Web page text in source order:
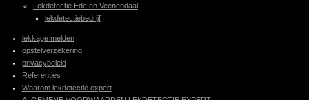
Lekdetectie Ede en Veenendaal
lekdetectiebedrijf
lekkage melden
opstelverzekering
privacybeleid
Referenties
Waarom lekdetectie expert